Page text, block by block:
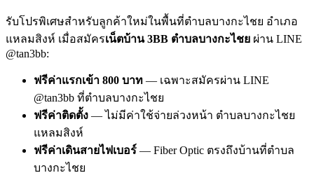
รับโปรพิเศษสำหรับลูกค้าใหม่ในพื้นที่ตำบลบางกะไชย อำเภอ
แหลมสิงห์ เมื่อสมัครเน็ตบ้าน 3BB ตำบลบางกะไชย ผ่าน LINE
@tan3bb:
ฟรีค่าแรกเข้า 800 บาท — เฉพาะสมัครผ่าน LINE
@tan3bb ที่ตำบลบางกะไชย
ฟรีค่าติดตั้ง — ไม่มีค่าใช้จ่ายล่วงหน้า ตำบลบางกะไชย
แหลมสิงห์
ฟรีค่าเดินสายไฟเบอร์ — Fiber Optic ตรงถึงบ้านที่ตำบล
บางกะไชย